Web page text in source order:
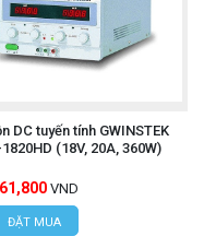
DC tuyến tính GWINSTEK
(18V, 20A, 360W)
VND
ĐẶT MUA